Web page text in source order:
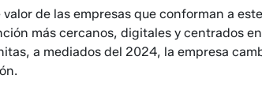
de las empresas que conforman a
más cercanos, digitales y centrados
a media­dos del 2024, la empresa